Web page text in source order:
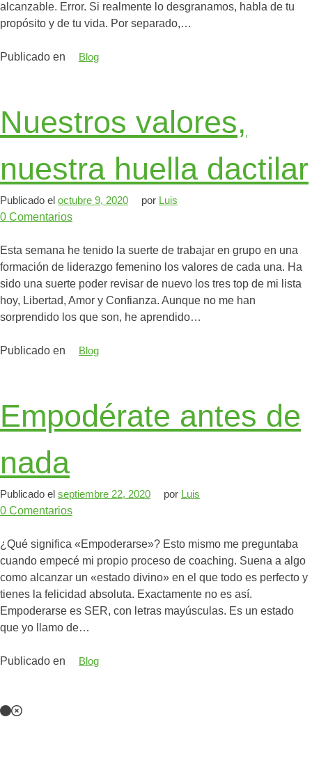
alcanzable. Error. Si realmente lo desgranamos, habla de tu
propósito y de tu vida. Por separado,…
Publicado en Blog
Nuestros valores,
nuestra huella dactilar
Publicado el octubre 9, 2020 por Luis
0 Comentarios
Esta semana he tenido la suerte de trabajar en grupo en una
formación de liderazgo femenino los valores de cada una. Ha
sido una suerte poder revisar de nuevo los tres top de mi lista
hoy, Libertad, Amor y Confianza. Aunque no me han
sorprendido los que son, he aprendido…
Publicado en Blog
Empodérate antes de
nada
Publicado el septiembre 22, 2020 por Luis
0 Comentarios
¿Qué significa «Empoderarse»? Esto mismo me preguntaba
cuando empecé mi propio proceso de coaching. Suena a algo
como alcanzar un «estado divino» en el que todo es perfecto y
tienes la felicidad absoluta. Exactamente no es así.
Empoderarse es SER, con letras mayúsculas. Es un estado
que yo llamo de…
Publicado en Blog